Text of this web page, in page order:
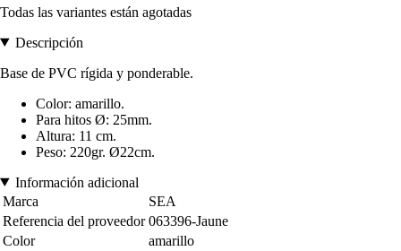
Todas las variantes están agotadas
Descripción
Base de PVC rígida y ponderable.
Color: amarillo.
Para hitos Ø: 25mm.
Altura: 11 cm.
Peso: 220gr. Ø22cm.
Información adicional
Marca
SEA
Referencia del proveedor 063396-Jaune
Color
amarillo